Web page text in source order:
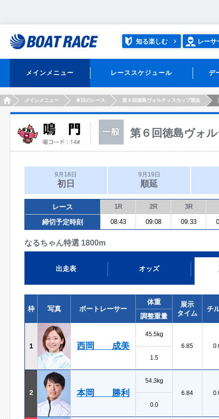
知る楽しむ レーサ
メインメニュー レーススケジュール デ
HOMEメインメニュー 本日のレース 第６回徳島ヴォルティスカップ競走
第６回徳島ヴォ
9月18日
初日
9月19日
順延
レース 1R 2R 3R
締切予定時刻 08:43 09:08 09:33
なるちゃん特選 1800m
出走表 オッズ
枠 写真 ボートレーサー
体重
展示
タイム
チ
調整重量
1 西岡 成美
45.5kg
6.85
1.5
2 本岡 勝利
54.3kg
6.84
0.0